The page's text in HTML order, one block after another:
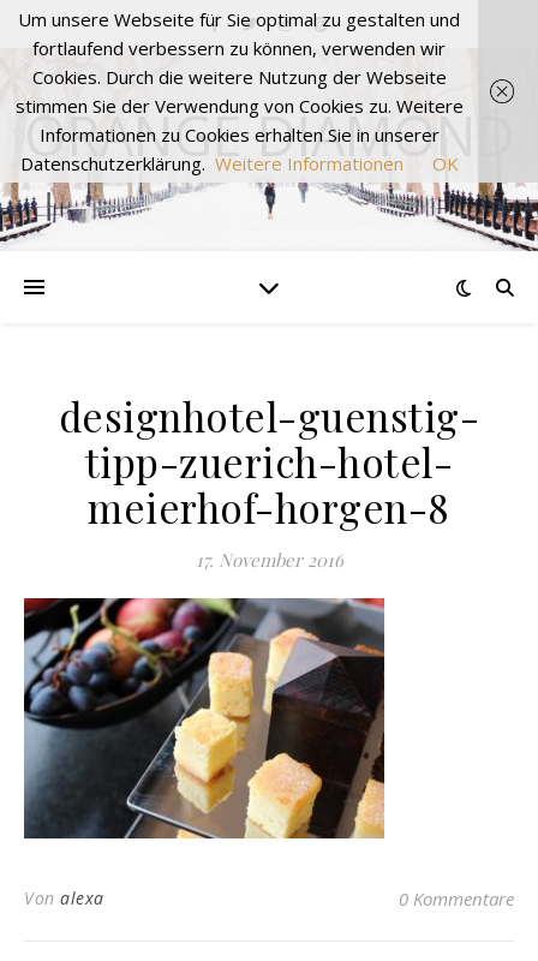
ORANGE DIAMOND
designhotel-guenstig-
tipp-zuerich-hotel-
meierhof-horgen-8
17. November 2016
Von alexa 0 Kommentare
Um unsere Webseite für Sie optimal zu gestalten und
fortlaufend verbessern zu können, verwenden wir
Cookies. Durch die weitere Nutzung der Webseite
stimmen Sie der Verwendung von Cookies zu. Weitere
Informationen zu Cookies erhalten Sie in unserer
Datenschutzerklärung. Weitere Informationen OK